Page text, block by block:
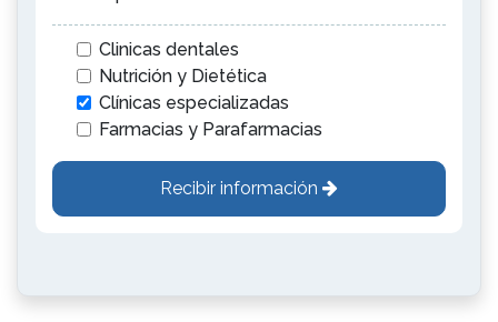
Clinicas dentales
Nutrición y Dietética
Clínicas especializadas
Farmacias y Parafarmacias
Recibir información